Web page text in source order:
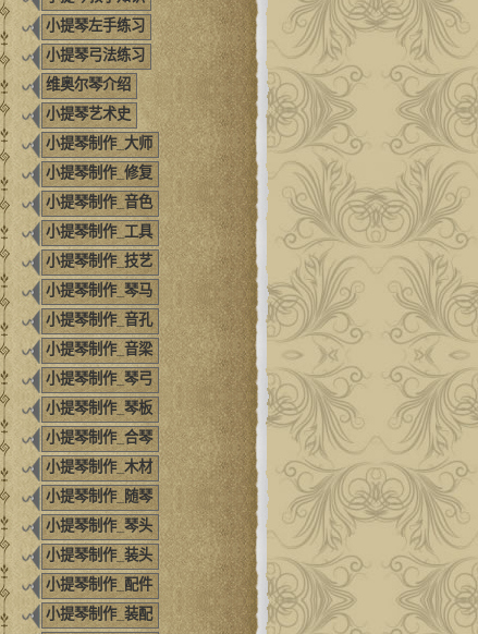
小提琴左手练习
小提琴弓法练习
维奥尔琴介绍
小提琴艺术史
小提琴制作_大师
小提琴制作_修复
小提琴制作_音色
小提琴制作_工具
小提琴制作_技艺
小提琴制作_琴马
小提琴制作_音孔
小提琴制作_音梁
小提琴制作_琴弓
小提琴制作_琴板
小提琴制作_合琴
小提琴制作_木材
小提琴制作_随琴
小提琴制作_琴头
小提琴制作_装头
小提琴制作_配件
小提琴制作_装配